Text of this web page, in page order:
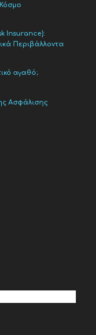
Insurance):
Περιβάλλοντα
αγαθό;
Ασφάλισης